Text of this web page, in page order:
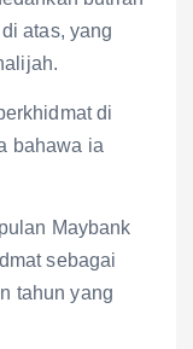
atas, yang
di
bahawa ia
Maybank
sebagai
tahun yang